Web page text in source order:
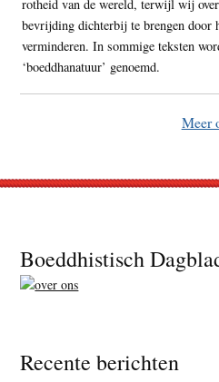
rotheid van de wereld, terwijl wij
bevrijding dichterbij te brengen door
verminderen. In sommige teksten
‘boeddhanatuur’ genoemd.
Meer
Footer
Boeddhistisch
Recente berichten